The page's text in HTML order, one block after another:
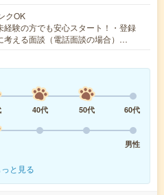
クOK
経験の方でも安心スタート！・登録
考える面談（電話面談の場合）…
40代 50代
60代
男性
っと見る